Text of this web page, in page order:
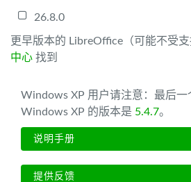
26.8.0
更早版本的 LibreOffice（可能不受
中心 找到
Windows XP 用户请注意：最后一
Windows XP 的版本是 5.4.7。
说明手册
提供反馈